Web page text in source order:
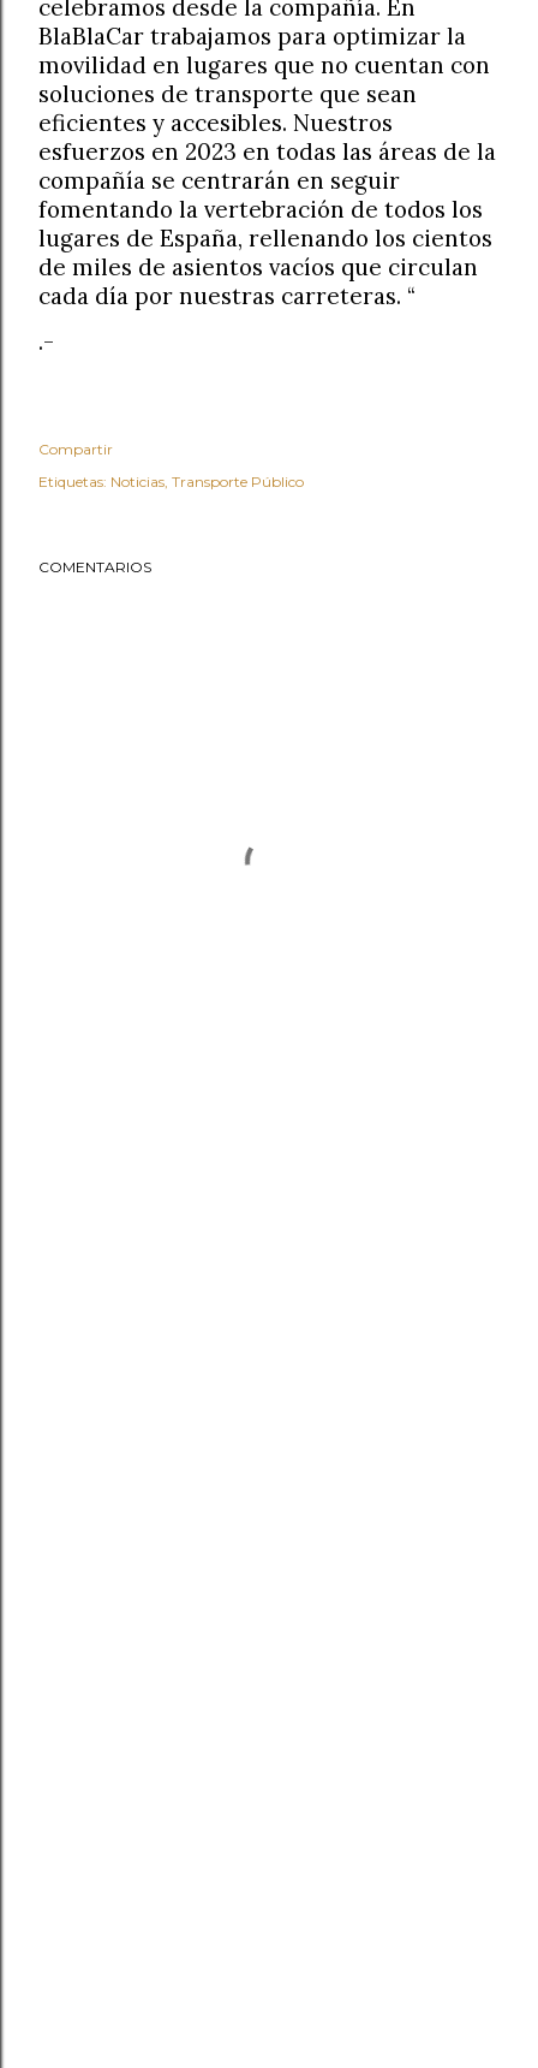
celebramos desde la compañía. En
BlaBlaCar trabajamos para optimizar la
movilidad en lugares que no cuentan con
soluciones de transporte que sean
eficientes y accesibles. Nuestros
esfuerzos en 2023 en todas las áreas de la
compañía se centrarán en seguir
fomentando la vertebración de todos los
lugares de España, rellenando los cientos
de miles de asientos vacíos que circulan
cada día por nuestras carreteras. “
.-
Compartir
Etiquetas: Noticias Transporte Público
COMENTARIOS